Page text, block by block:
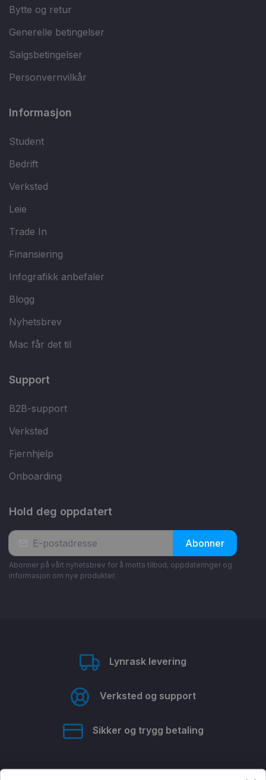
Bytte og retur
Generelle betingelser
Salgsbetingelser
Personvernvilkår
Informasjon
Student
Bedrift
Verksted
Leie
Trade In
Finansiering
Infografikk anbefaler
Blogg
Nyhetsbrev
Mac får det til
Support
B2B-support
Verksted
Fjernhjelp
Onboarding
Hold deg oppdatert
Abonner
Abonner på vårt nyhetsbrev for å motta tilbud, oppdateringer og
informasjon om nye produkter.
Lynrask levering
Verksted og support
Sikker og trygg betaling